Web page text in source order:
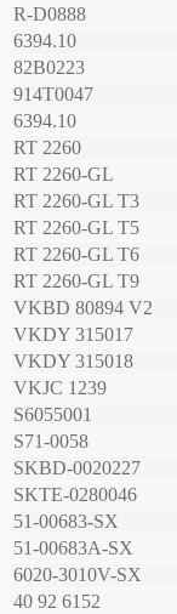
R-D0888
6394.10
82B0223
914T0047
6394.10
RT 2260
RT 2260-GL
RT 2260-GL T3
RT 2260-GL T5
RT 2260-GL T6
RT 2260-GL T9
VKBD 80894 V2
VKDY 315017
VKDY 315018
VKJC 1239
S6055001
S71-0058
SKBD-0020227
SKTE-0280046
51-00683-SX
51-00683A-SX
6020-3010V-SX
40 92 6152